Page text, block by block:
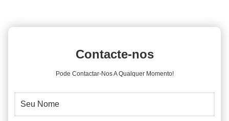
Contacte-nos
Pode Contactar-Nos A Qualquer Momento!